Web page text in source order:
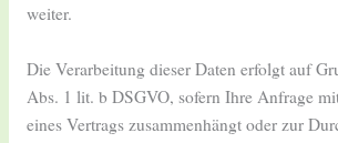
weiter.
Die Verarbeitung dieser Daten erfolgt auf
Abs. 1 lit. b DSGVO, sofern Ihre Anfrage
eines Vertrags zusammenhängt oder zur